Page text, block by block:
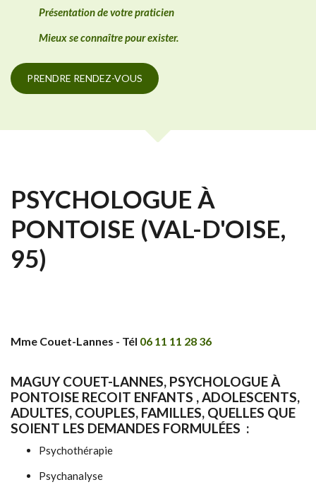
Présentation de votre praticien
Mieux se connaître pour exister.
PRENDRE RENDEZ-VOUS
PSYCHOLOGUE À
PONTOISE (VAL-D'OISE,
95)
Mme Couet-Lannes - Tél 06 11 11 28 36
MAGUY COUET-LANNES, PSYCHOLOGUE À
PONTOISE RECOIT ENFANTS , ADOLESCENTS,
ADULTES, COUPLES, FAMILLES, QUELLES QUE
SOIENT LES DEMANDES FORMULÉES :
Psychothérapie
Psychanalyse